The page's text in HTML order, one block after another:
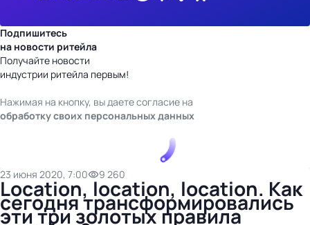
Подпишитесь
на новости ритейла
Получайте новости
индустрии ритейла первым!
Нажимая на кнопку, вы даете согласие на
обработку своих персональных данных
23 июня 2020, 7:00 9 260
Location, location, location. Как
сегодня трансформировались
эти три золотых правила